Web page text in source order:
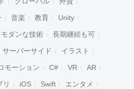
音楽 教育 Unity
モダンな技術 長期継続も可
サーバーサイド イラスト
モーション C# VR AR
リ iOS Swift エンタメ